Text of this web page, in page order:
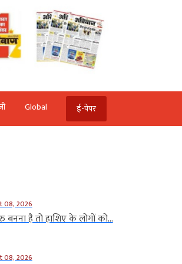
Global ई-पेपर
08, 2026
बनना है तो हाशिए के लोगों को...
08, 2026